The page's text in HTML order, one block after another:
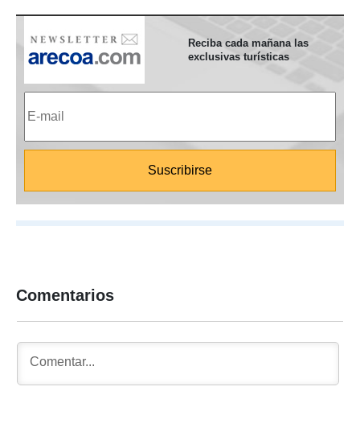
Reciba cada mañana las
exclusivas turísticas
Comentarios